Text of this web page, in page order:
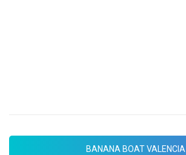
BANANA BOAT VALENCIA